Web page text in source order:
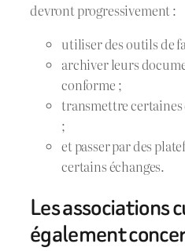
devront progressivement :
utiliser des outils de
archiver leurs
conforme ;
transmettre
;
et passer par des
certains échanges.
Les associations
également